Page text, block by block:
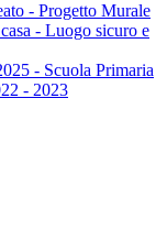
- Progetto Murale
- Luogo sicuro e
- Scuola Primaria
- 2023